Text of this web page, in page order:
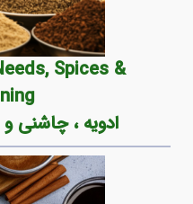
Spices &
ادویه‌ ، چاشنی